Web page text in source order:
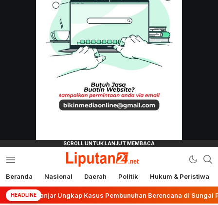
liputan24.net
Beranda Nasional Daerah Politik Hukum & Peristiwa
HEADLINE
Banjar Ungkap Kasus Pembunuhan Berencana di Sungai Pinang